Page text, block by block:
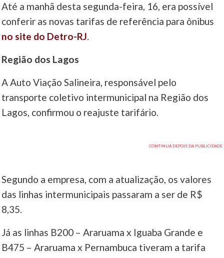
Até a manhã desta segunda-feira, 16, era possível
conferir as novas tarifas de referência para ônibus
no site do Detro-RJ.
Região dos Lagos
A Auto Viação Salineira, responsável pelo
transporte coletivo intermunicipal na Região dos
Lagos, confirmou o reajuste tarifário.
Segundo a empresa, com a atualização, os valores
das linhas intermunicipais passaram a ser de R$
8,35.
Já as linhas B200 – Araruama x Iguaba Grande e
B475 – Araruama x Pernambuca tiveram a tarifa